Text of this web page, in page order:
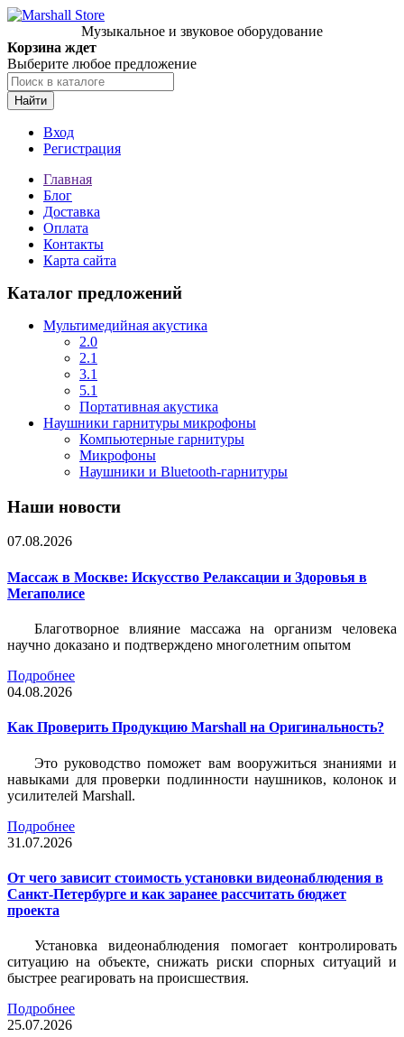
Музыкальное и звуковое оборудование
Корзина ждет
Выберите любое предложение
Найти
Вход
Регистрация
Главная
Блог
Доставка
Оплата
Контакты
Карта сайта
Каталог предложений
Мультимедийная акустика
2.0
2.1
3.1
5.1
Портативная акустика
Наушники гарнитуры микрофоны
Компьютерные гарнитуры
Микрофоны
Наушники и Bluetooth-гарнитуры
Наши новости
07.08.2026
Массаж в Москве: Искусство Релаксации и Здоровья в
Мегаполисе
Благотворное влияние массажа на организм человека
научно доказано и подтверждено многолетним опытом
Подробнее
04.08.2026
Как Проверить Продукцию Marshall на Оригинальность?
Это руководство поможет вам вооружиться знаниями и
навыками для проверки подлинности наушников, колонок и
усилителей Marshall.
Подробнее
31.07.2026
От чего зависит стоимость установки видеонаблюдения в
Санкт-Петербурге и как заранее рассчитать бюджет
проекта
Установка видеонаблюдения помогает контролировать
ситуацию на объекте, снижать риски спорных ситуаций и
быстрее реагировать на происшествия.
Подробнее
25.07.2026